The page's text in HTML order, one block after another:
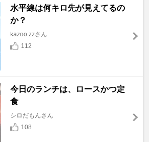
水平線は何キロ先が見えてるの
か？
kazoo zzさん
112
今日のランチは、ロースかつ定
食
シロだもんさん
108